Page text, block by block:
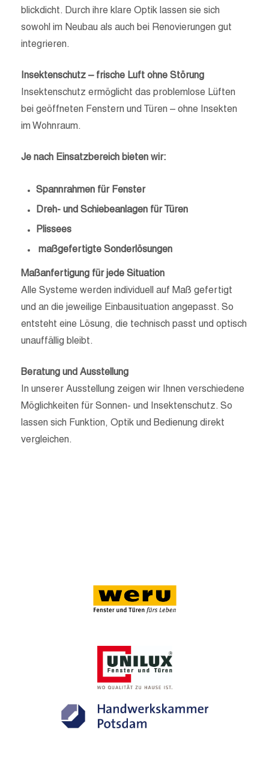
blickdicht. Durch ihre klare Optik lassen sie sich
sowohl im Neubau als auch bei Renovierungen gut
integrieren.
Insektenschutz – frische Luft ohne Störung
Insektenschutz ermöglicht das problemlose Lüften
bei geöffneten Fenstern und Türen – ohne Insekten
im Wohnraum.
Je nach Einsatzbereich bieten wir:
Spannrahmen für Fenster
Dreh- und Schiebeanlagen für Türen
Plissees
maßgefertigte Sonderlösungen
Maßanfertigung für jede Situation
Alle Systeme werden individuell auf Maß gefertigt
und an die jeweilige Einbausituation angepasst. So
entsteht eine Lösung, die technisch passt und optisch
unauffällig bleibt.
Beratung und Ausstellung
In unserer Ausstellung zeigen wir Ihnen verschiedene
Möglichkeiten für Sonnen- und Insektenschutz. So
lassen sich Funktion, Optik und Bedienung direkt
vergleichen.